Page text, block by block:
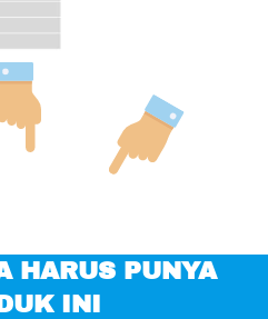
HARUS PUNYA
INI